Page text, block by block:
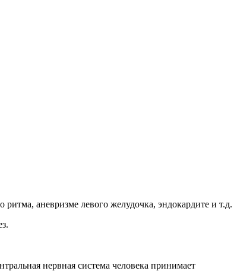
аневризме левого желудочка, эндокардите и т.д.
нервная система человека принимает